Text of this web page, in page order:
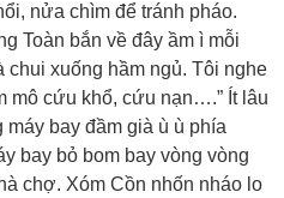
nửa chìm để tránh pháo.
Toàn bắn về đây ầm ì mỗi
chui xuống hầm ngủ. Tôi nghe
mô cứu khổ, cứu nạn….” Ít lâu
bay đầm già ù ù phía
bay bỏ bom bay vòng vòng
chợ. Xóm Cồn nhốn nháo lo